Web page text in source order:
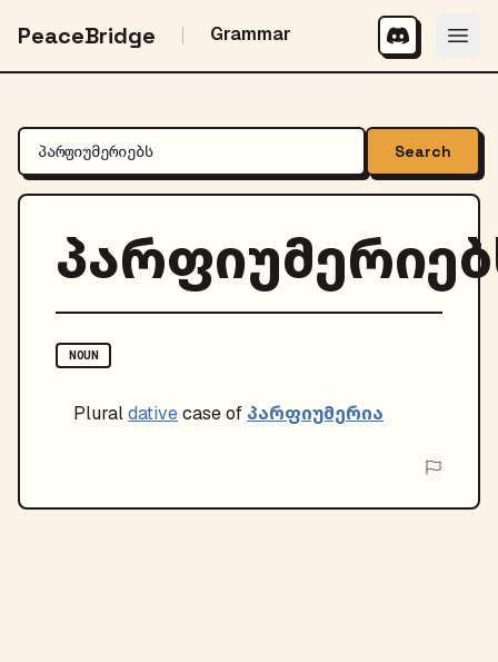
PeaceBridge Grammar
Search
NOUN
Pluraldativecase of პარფიუმერია